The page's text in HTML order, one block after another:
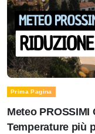
Prima Pagina
Meteo
Temperature più